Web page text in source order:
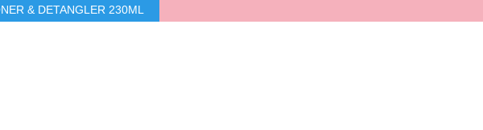
& DETANGLER 230ML